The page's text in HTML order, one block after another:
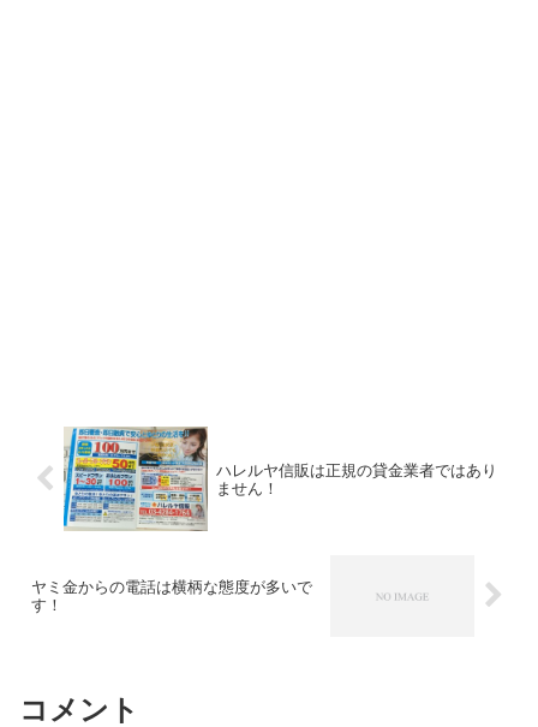
ハレルヤ信販は正規の貸金業者ではあり
ません！
ヤミ金からの電話は横柄な態度が多いで
す！
コメント